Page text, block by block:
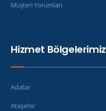
Müşteri Yorumları
Hizmet Bölgelerimiz
Adalar
Ataşehir